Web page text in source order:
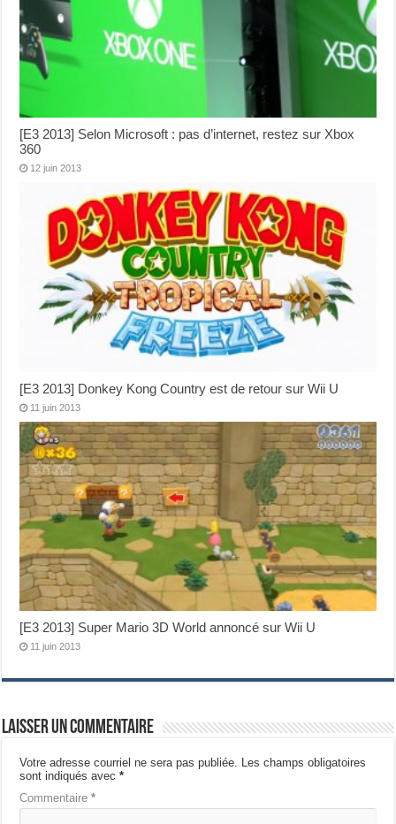
[E3 2013] Selon Microsoft : pas d’internet, restez sur Xbox
360
12 juin 2013
[E3 2013] Donkey Kong Country est de retour sur Wii U
11 juin 2013
[E3 2013] Super Mario 3D World annoncé sur Wii U
11 juin 2013
Laisser un commentaire
Votre adresse courriel ne sera pas publiée. Les champs obligatoires
sont indiqués avec*
Commentaire*